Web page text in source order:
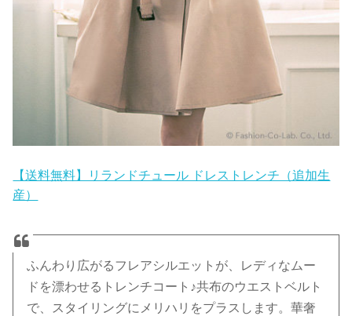
【送料無料】リランドチュール ドレストレンチ（追加生
産）
ふんわり広がるフレアシルエットが、レディなムー
ドを漂わせるトレンチコート♪共布のウエストベルト
で、スタイリングにメリハリをプラスします。華奢